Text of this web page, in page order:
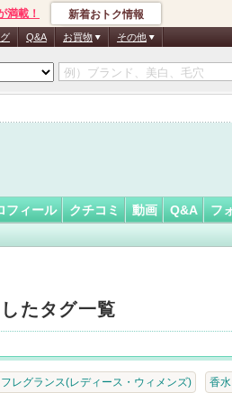
満載！ 新着おトク情報
Q&A お買物 その他
認
証
フィール クチコミ 動画 Q&A フ
たタグ一覧
レグランス(レディース・ウィメンズ) 香